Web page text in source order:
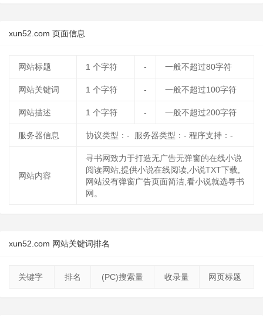
xun52.com 页面信息
网站标题 1 个字符 - 一般不超过80字符
网站关键词 1 个字符 - 一般不超过100字符
网站描述 1 个字符 - 一般不超过200字符
服务器信息 协议类型：- 服务器类型：- 程序支持：-
网站内容
寻书网致力于打造无广告无弹窗的在线小说
阅读网站,提供小说在线阅读,小说TXT下载,
网站没有弹窗广告页面简洁,看小说就选寻书
网。
xun52.com 网站关键词排名
关键字 排名 (PC)搜索量 收录量 网页标题